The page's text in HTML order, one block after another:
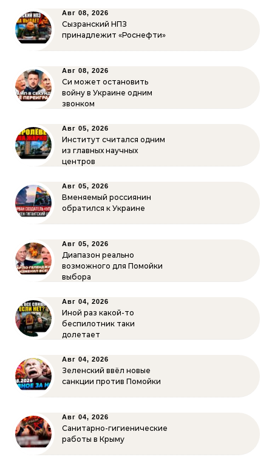
Авг 08, 2026
Сызранский НПЗ
принадлежит «Роснефти»
Авг 08, 2026
Си может остановить
войну в Украине одним
звонком
Авг 05, 2026
Институт считался одним
из главных научных
центров
Авг 05, 2026
Вменяемый россиянин
обратился к Украине
Авг 05, 2026
Диапазон реально
возможного для Помойки
выбора
Авг 04, 2026
Иной раз какой-то
беспилотник таки
долетает
Авг 04, 2026
Зеленский ввёл новые
санкции против Помойки
Авг 04, 2026
Санитарно-гигиенические
работы в Крыму